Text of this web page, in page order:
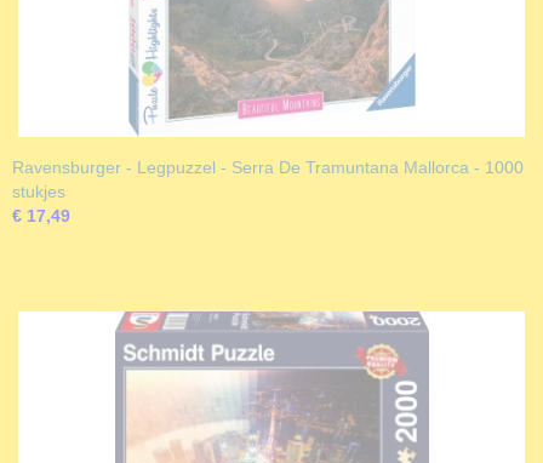
Ravensburger - Legpuzzel - Serra De Tramuntana Mallorca - 1000
stukjes
€ 17,49